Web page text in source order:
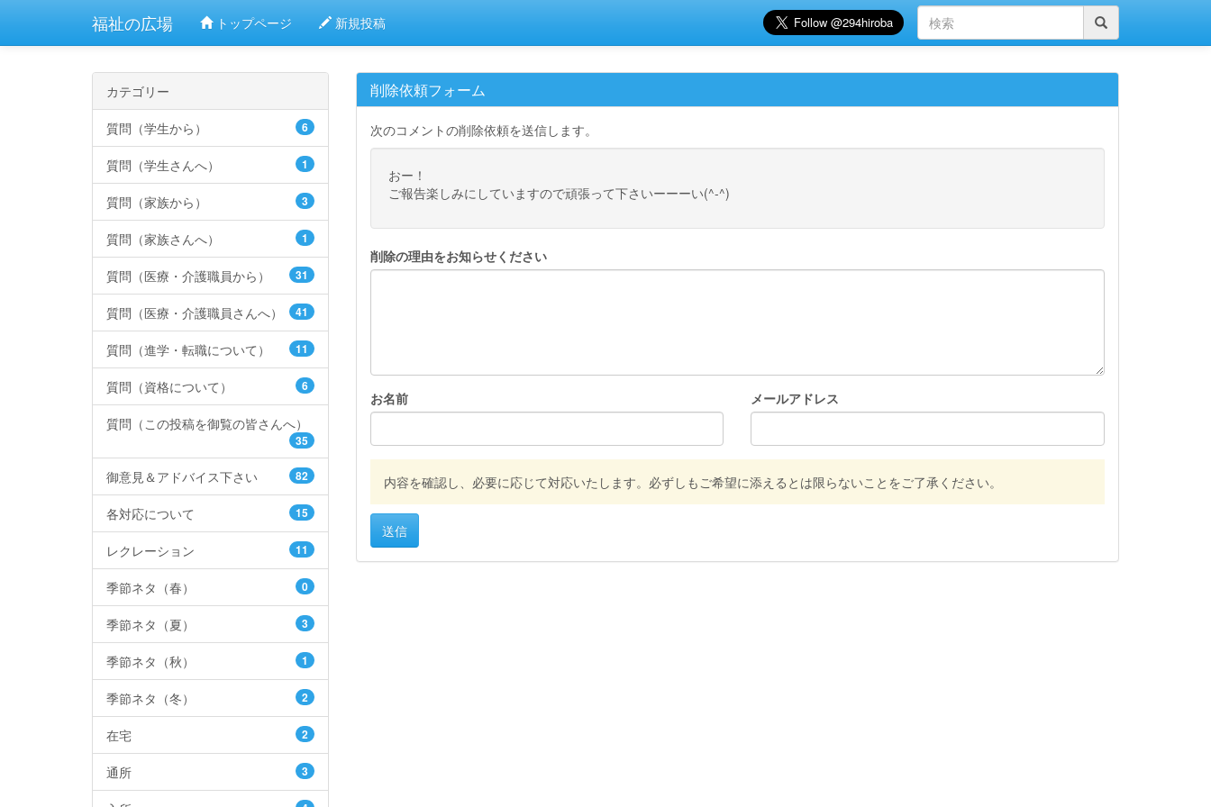
福祉の広場
検
トップページ 新規投稿
削除依頼フォーム
次のコメントの削除依頼を送信します。
おー！
ご報告楽しみにしていますので頑張って下さいーーーい(^-^)
削除の理由をお知らせください
お名前 メールアドレス
内容を確認し、必要に応じて対応いたします。必ずしもご希望に添えるとは限らないことをご了承ください。
送信
カテゴリー
質問（学生から） 6
質問（学生さんへ） 1
質問（家族から） 3
質問（家族さんへ） 1
質問（医療・介護職員から） 31
質問（医療・介護職員さんへ） 41
質問（進学・転職について） 11
質問（資格について） 6
質問（この投稿を御覧の皆さんへ）
35
御意見＆アドバイス下さい 82
各対応について 15
レクレーション 11
季節ネタ（春） 0
季節ネタ（夏） 3
季節ネタ（秋） 1
季節ネタ（冬） 2
在宅 2
通所 3